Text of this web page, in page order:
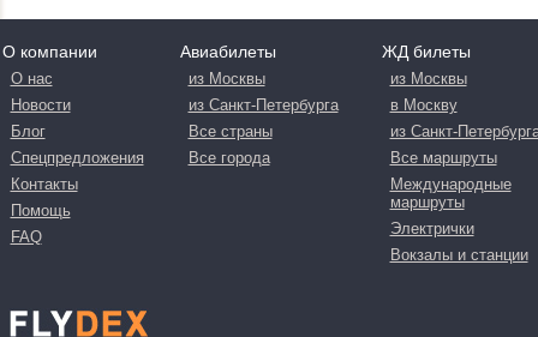
О компании
О нас
Новости
Блог
Спецпредложения
Контакты
Помощь
FAQ
Авиабилеты
из Москвы
из Санкт-Петербурга
Все страны
Все города
ЖД билеты
из Москвы
в Москву
из Санкт-
Все маршруты
Международные
маршруты
Электрички
Вокзалы и станции